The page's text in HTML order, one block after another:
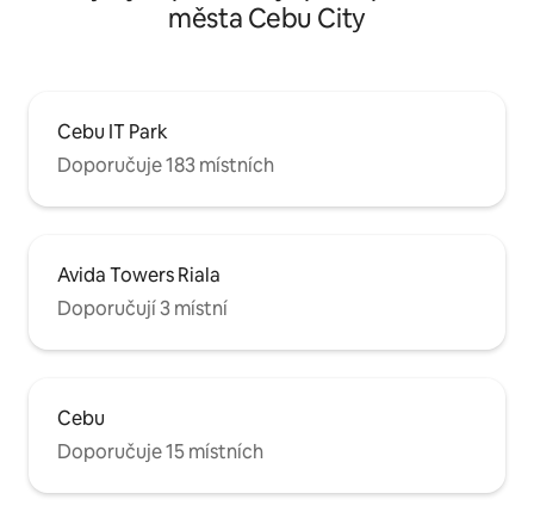
města Cebu City
Cebu IT Park
Doporučuje 183 místních
Avida Towers Riala
Doporučují 3 místní
Cebu
Doporučuje 15 místních